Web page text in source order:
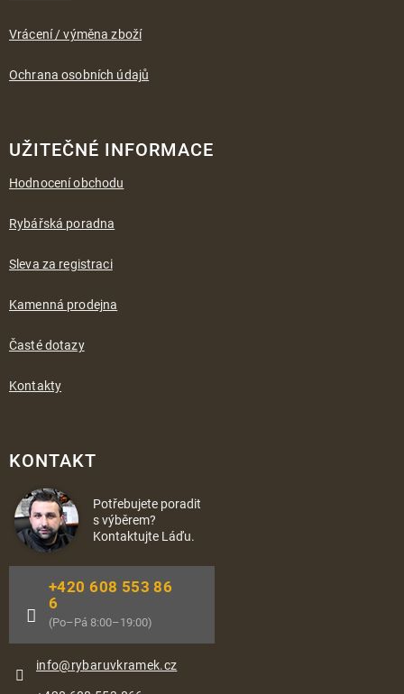
Vrácení / výměna zboží
Ochrana osobních údajů
UŽITEČNÉ INFORMACE
Hodnocení obchodu
Rybářská poradna
Sleva za registraci
Kamenná prodejna
Časté dotazy
Kontakty
KONTAKT
Potřebujete poradit
s výběrem?
Kontaktujte Láďu.
info@rybaruvkramek.cz
+420 608 553 86
6
(Po–Pá 8:00–19:00)